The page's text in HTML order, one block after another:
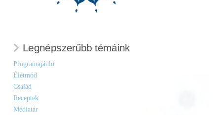
Legnépszerűbb témáink
Programajánló
Életmód
Család
Receptek
Médiatár